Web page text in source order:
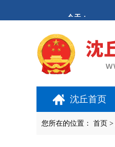
进
沈丘首页
您所在的位置： 首页 >